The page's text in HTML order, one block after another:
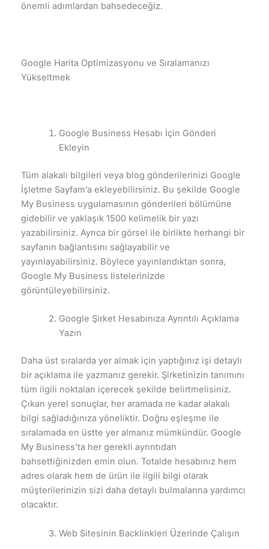
önemli adımlardan bahsedeceğiz.
Google Harita Optimizasyonu ve Sıralamanızı
Yükseltmek
Google Business Hesabı İçin Gönderi
Ekleyin
Tüm alakalı bilgileri veya blog gönderilerinizi Google
İşletme Sayfam’a ekleyebilirsiniz. Bu şekilde Google
My Business uygulamasının gönderileri bölümüne
gidebilir ve yaklaşık 1500 kelimelik bir yazı
yazabilirsiniz. Ayrıca bir görsel ile birlikte herhangi bir
sayfanın bağlantısını sağlayabilir ve
yayınlayabilirsiniz. Böylece yayınlandıktan sonra,
Google My Business listelerinizde
görüntüleyebilirsiniz.
Google Şirket Hesabınıza Ayrıntılı Açıklama
Yazın
Daha üst sıralarda yer almak için yaptığınız işi detaylı
bir açıklama ile yazmanız gerekir. Şirketinizin tanımını
tüm ilgili noktaları içerecek şekilde belirtmelisiniz.
Çıkan yerel sonuçlar, her aramada ne kadar alakalı
bilgi sağladığınıza yöneliktir. Doğru eşleşme ile
sıralamada en üstte yer almanız mümkündür. Google
My Business’ta her gerekli ayrıntıdan
bahsettiğinizden emin olun. Totalde hesabınız hem
adres olarak hem de ürün ile ilgili bilgi olarak
müşterilerinizin sizi daha detaylı bulmalarına yardımcı
olacaktır.
Web Sitesinin Backlinkleri Üzerinde Çalışın